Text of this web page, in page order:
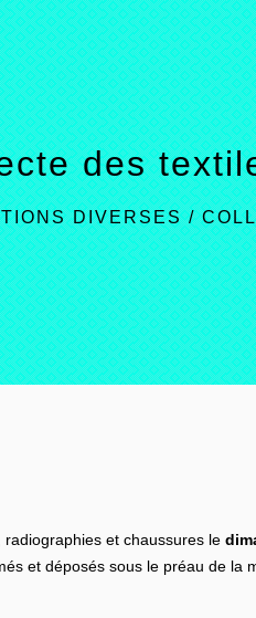
des
DIVERSES/
et chaussures le
et déposés sous le préau de la